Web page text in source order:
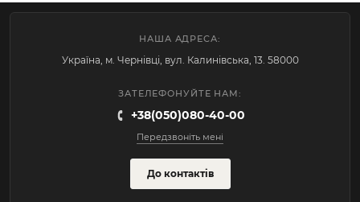
НАША АДРЕСА:
Україна, м. Чернівці, вул. Калинівська, 13. 58000
ЗАТЕЛЕФОНУЙТЕ НАМ:
+38(050)080-40-00
Передзвоніть мені
До контактів